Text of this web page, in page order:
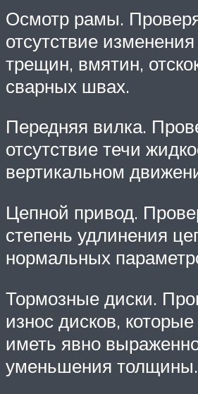
Осмотр рамы.
отсутствие
трещин, вмятин,
сварных швах.
Передняя вилка.
отсутствие течи
вертикальном
Цепной привод.
степень удлинения
нормальных
Тормозные диски.
износ дисков,
иметь явно
уменьшения толщины.